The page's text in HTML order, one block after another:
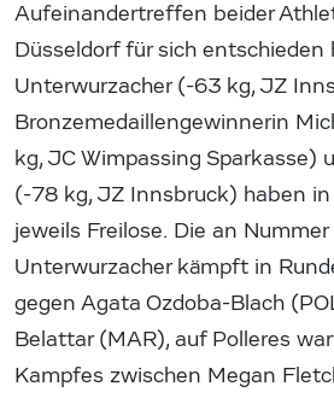
Aufeinandertreffen beider
Düsseldorf für sich entschieden
Unterwurzacher (-63 kg, JZ
Bronzemedaillengewinnerin
kg, JC Wimpassing Sparkasse)
(-78 kg, JZ Innsbruck) haben
jeweils Freilose. Die an
Unterwurzacher kämpft in
gegen Agata Ozdoba-Blach
Belattar (MAR), auf Polleres
Kampfes zwischen Megan